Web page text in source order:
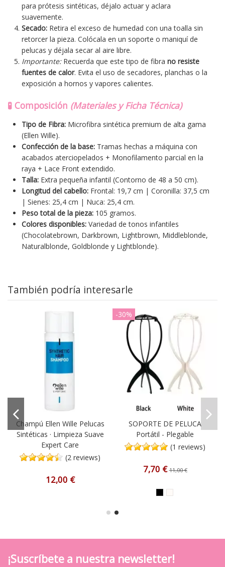
para prótesis sintéticas, déjalo actuar y aclara
suavemente.
Secado: Retira el exceso de humedad con una toalla sin
retorcer la pieza. Colócala en un soporte o maniquí de
pelucas y déjala secar al aire libre.
Importante:Recuerda que este tipo de fibra no resiste
fuentes de calor. Evita el uso de secadores, planchas o la
exposición a hornos y vapores calientes.
🧪 Composición (Materiales y Ficha Técnica)
Tipo de Fibra: Microfibra sintética premium de alta gama
(Ellen Wille).
Confección de la base: Tramas hechas a máquina con
acabados aterciopelados + Monofilamento parcial en la
raya + Lace Front extendido.
Talla: Extra pequeña infantil (Contorno de 48 a 50 cm).
Longitud del cabello: Frontal: 19,7 cm | Coronilla: 37,5 cm
| Sienes: 25,4 cm | Nuca: 25,4 cm.
Peso total de la pieza: 105 gramos.
Colores disponibles: Variedad de tonos infantiles
(Chocolatebrown, Darkbrown, Lightbrown, Middleblonde,
Naturalblonde, Goldblonde y Lightblonde).
También podría interesarle
Champú Ellen Wille Pelucas
Sintéticas · Limpieza Suave
Expert Care
(2 reviews)
12,00 €
-30%
SOPORTE DE PELUCA
Portátil - Plegable
(1 reviews)
7,70 €11,00 €
¡Suscríbete a nuestra newsletter!